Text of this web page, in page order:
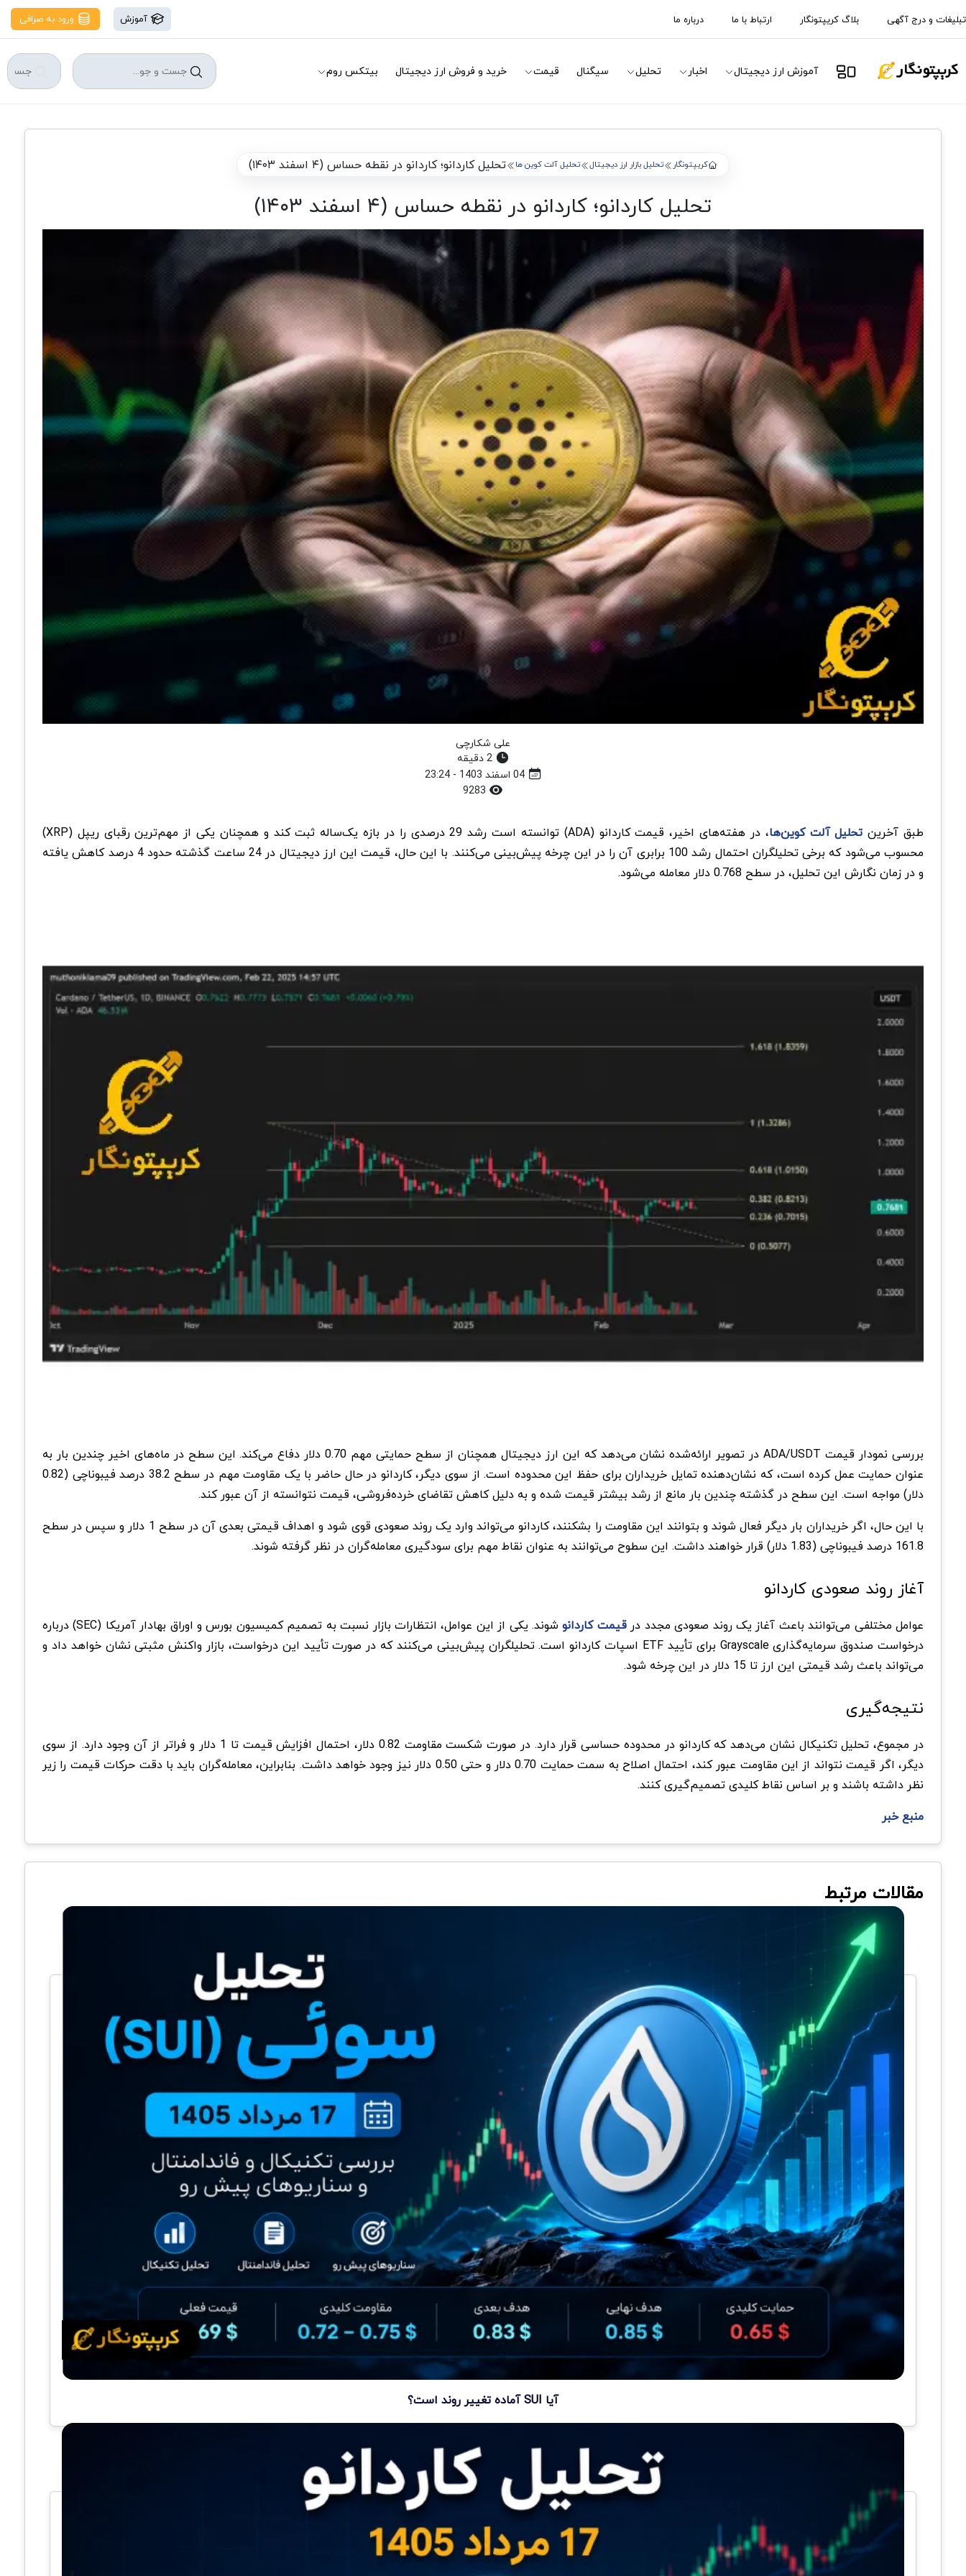
تبلیغات و درج آگهی بلاگ کریپتونگار ارتباط با ما درباره ما آموزش ورود به صرافی
آموزش ارز دیجیتال اخبار تحلیل سیگنال قیمت خرید و فروش ارز دیجیتال بیتکس روم
کریپتونگار تحلیل بازار ارز دیجیتال تحلیل آلت کوین ها تحلیل کاردانو؛ کاردانو در نقطه حساس (۴ اسفند ۱۴۰۳)
تحلیل کاردانو؛ کاردانو در نقطه حساس (۴ اسفند ۱۴۰۳)
علی شکارچی
2 دقیقه
04 اسفند 1403 - 23:24
طبق آخرین تحلیل آلت کوین‌ها
، در هفته‌های اخیر، قیمت کاردانو (ADA) توانسته است رشد 29 درصدی را در بازه یک‌ساله ثبت کند و همچنان یکی از مهم‌ترین رقبای ریپل (XRP)
محسوب می‌شود که برخی تحلیلگران احتمال رشد 100 برابری آن را در این چرخه پیش‌بینی می‌کنند. با این حال، قیمت این ارز دیجیتال در 24 ساعت گذشته حدود 4 درصد کاهش یافته
و در زمان نگارش این تحلیل، در سطح 0.768 دلار معامله می‌شود.
بررسی نمودار قیمت ADA/USDT در تصویر ارائه‌شده نشان می‌دهد که این ارز دیجیتال همچنان از سطح حمایتی مهم 0.70 دلار دفاع می‌کند. این سطح در ماه‌های اخیر چندین بار به
عنوان حمایت عمل کرده است، که نشان‌دهنده تمایل خریداران برای حفظ این محدوده است. از سوی دیگر، کاردانو در حال حاضر با یک مقاومت مهم در سطح 38.2 درصد فیبوناچی (0.82
دلار) مواجه است. این سطح در گذشته چندین بار مانع از رشد بیشتر قیمت شده و به دلیل کاهش تقاضای خرده‌فروشی، قیمت نتوانسته از آن عبور کند.
با این حال، اگر خریداران بار دیگر فعال شوند و بتوانند این مقاومت را بشکنند، کاردانو می‌تواند وارد یک روند صعودی قوی شود و اهداف قیمتی بعدی آن در سطح 1 دلار و سپس در سطح
161.8 درصد فیبوناچی (1.83 دلار) قرار خواهند داشت. این سطوح می‌توانند به عنوان نقاط مهم برای سودگیری معامله‌گران در نظر گرفته شوند.
آغاز روند صعودی کاردانو
عوامل مختلفی می‌توانند باعث آغاز یک روند صعودی مجدد درقیمت کاردانو
شوند. یکی از این عوامل، انتظارات بازار نسبت به تصمیم کمیسیون بورس و اوراق بهادار آمریکا (SEC) درباره
درخواست صندوق سرمایه‌گذاری Grayscale برای تأیید ETF اسپات کاردانو است. تحلیلگران پیش‌بینی می‌کنند که در صورت تأیید این درخواست، بازار واکنش مثبتی نشان خواهد داد و
می‌تواند باعث رشد قیمتی این ارز تا 15 دلار در این چرخه شود.
نتیجه‌گیری
در مجموع، تحلیل تکنیکال نشان می‌دهد که کاردانو در محدوده حساسی قرار دارد. در صورت شکست مقاومت 0.82 دلار، احتمال افزایش قیمت تا 1 دلار و فراتر از آن وجود دارد. از سوی
دیگر، اگر قیمت نتواند از این مقاومت عبور کند، احتمال اصلاح به سمت حمایت 0.70 دلار و حتی 0.50 دلار نیز وجود خواهد داشت. بنابراین، معامله‌گران باید با دقت حرکات قیمت را زیر
نظر داشته باشند و بر اساس نقاط کلیدی تصمیم‌گیری کنند.
منبع خبر
مقالات مرتبط
آیا SUI آماده تغییر روند است؟